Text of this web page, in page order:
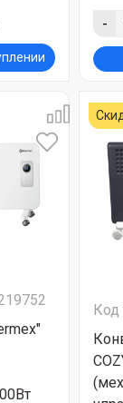
-
Код